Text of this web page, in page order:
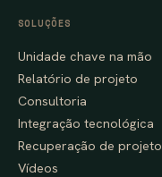
SOLUÇÕES
Unidade chave na mão
Relatório de projeto
Consultoria
Integração tecnológica
Recuperação de projeto
Vídeos